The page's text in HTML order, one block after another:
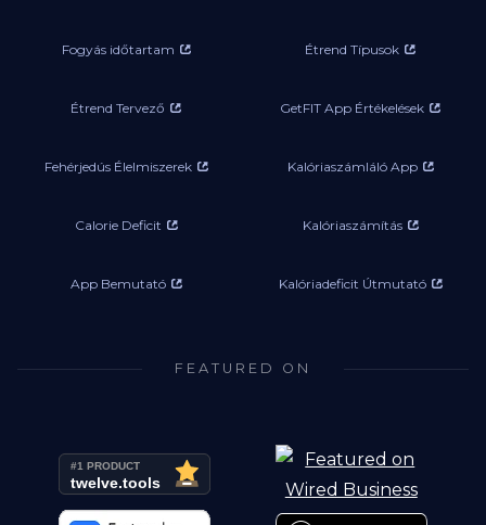
Fogyás időtartam Étrend Típusok
Étrend Tervező GetFIT App Értékelések
Fehérjedús Élelmiszerek Kalóriaszámláló App
Calorie Deficit Kalóriaszámítás
App Bemutató Kalóriadeficit Útmutató
FEATURED ON